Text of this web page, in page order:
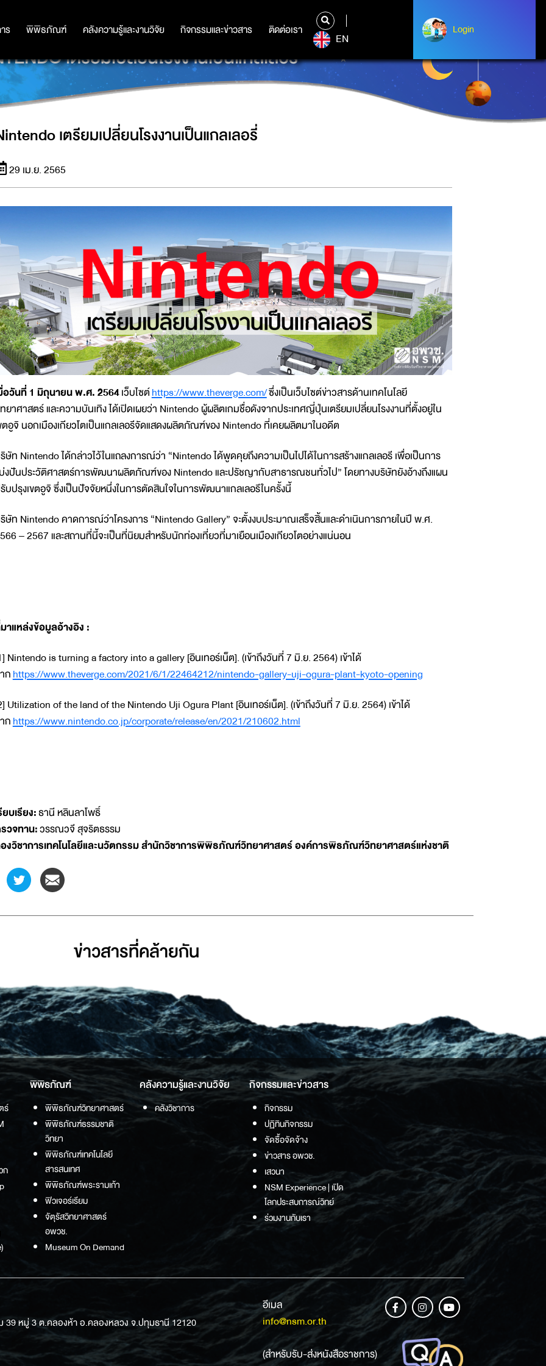
ร พิพิธภัณฑ์ คลังความรู้และงานวิจัย กิจกรรมและข่าวสาร ติดต่อเรา
ร พิพิธภัณฑ์ คลังความรู้และงานวิจัย กิจกรรมและข่าวสาร ติดต่อเรา
EN
Login
Login
เตรียมเปลี่ยนโรงงานเป็นแกลเลอรี่
เตรียมเปลี่ยนโรงงานเป็นแกลเลอรี่
29 เม.ย. 2565
อวันที่ 1 มิถุนายน พ.ศ. 2564เว็บไซต์https://www.theverge.com/ซึ่งเป็นเว็บไซต์ข่าวสารด้านเทคโนโลยี
ยาศาสตร์ และความบันเทิง ได้เปิดเผยว่า Nintendo ผู้ผลิตเกมชื่อดังจากประเทศญี่ปุ่นเตรียมเปลี่ยนโรงงานที่ตั้งอยู่ใน
ตอูจิ นอกเมืองเกียวโตเป็นแกลเลอรีจัดแสดงผลิตภัณฑ์ของ Nintendo ที่เคยผลิตมาในอดีต
ษัท Nintendo ได้กล่าวไว้ในแถลงการณ์ว่า “Nintendo ได้พูดคุยถึงความเป็นไปได้ในการสร้างแกลเลอรี เพื่อเป็นการ
งปันประวัติศาสตร์การพัฒนาผลิตภัณฑ์ของ Nintendo และปรัชญากับสาธารณชนทั่วไป” โดยทางบริษัทยังอ้างถึงแผน
บปรุงเขตอูจิ ซึ่งเป็นปัจจัยหนึ่งในการตัดสินใจในการพัฒนาแกลเลอรีในครั้งนี้
ษัท Nintendo คาดการณ์ว่าโครงการ “Nintendo Gallery” จะตั้งงบประมาณเสร็จสิ้นและดำเนินการภายในปี พ.ศ.
– 2567 และสถานที่นี้จะเป็นที่นิยมสำหรับนักท่องเที่ยวที่มาเยือนเมืองเกียวโตอย่างแน่นอน
าแหล่งข้อมูลอ้างอิง :
Nintendo is turning a factory into a gallery [อินเทอร์เน็ต]. (เข้าถึงวันที่ 7 มิ.ย. 2564) เข้าได้
กhttps://www.theverge.com/2021/6/1/22464212/nintendo-gallery-uji-ogura-plant-kyoto-opening
Utilization of the land of the Nintendo Uji Ogura Plant [อินเทอร์เน็ต]. (เข้าถึงวันที่ 7 มิ.ย. 2564) เข้าได้
กhttps://www.nintendo.co.jp/corporate/release/en/2021/210602.html
ยบเรียง:ธานี หลินลาโพธิ์
วจทาน:วรรณวจี สุจริตธรรม
งวิชาการเทคโนโลยีและนวัตกรรม สำนักวิชาการพิพิธภัณฑ์วิทยาศาสตร์ องค์การพิธภัณฑ์วิทยาศาสตร์แห่งชาติ
ข่าวสารที่่คล้ายกัน
ร์
ก
พิพิธภัณฑ์
พิพิธภัณฑ์วิทยาศาสตร์
พิพิธภัณฑ์ธรรมชาติ
วิทยา
พิพิธภัณฑ์เทคโนโลยี
สารสนเทศ
พิพิธภัณฑ์พระรามเก้า
ฟิวเจอร์เรียม
จัตุรัสวิทยาศาสตร์
อพวช.
Museum On Demand
คลังความรู้และงานวิจัย
คลังวิชาการ
กิจกรรมและข่าวสาร
กิจกรรม
ปฏิทินกิจกรรม
จัดซื้อจัดจ้าง
ข่าวสาร อพวช.
เสวนา
NSM Experience | เปิด
โลกประสบการณ์วิทย์
ร่วมงานกับเรา
39 หมู่ 3 ต.คลองห้า อ.คลองหลวง จ.ปทุมธานี 12120
อีเมล
info@nsm.or.th
(สำหรับรับ-ส่งหนังสือราชการ)